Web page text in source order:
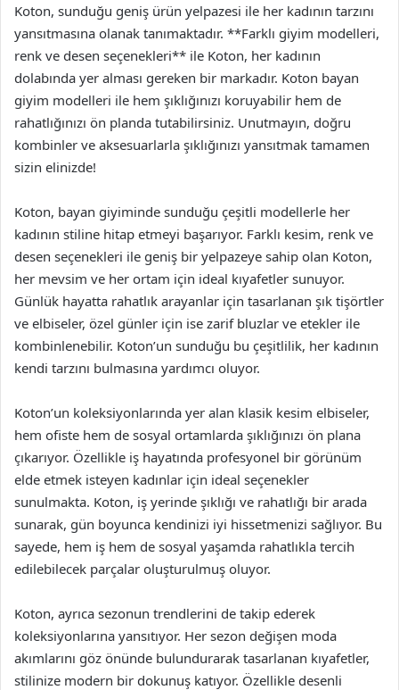
Koton, sunduğu geniş ürün yelpazesi ile her kadının tarzını
yansıtmasına olanak tanımaktadır. **Farklı giyim modelleri,
renk ve desen seçenekleri** ile Koton, her kadının
dolabında yer alması gereken bir markadır. Koton bayan
giyim modelleri ile hem şıklığınızı koruyabilir hem de
rahatlığınızı ön planda tutabilirsiniz. Unutmayın, doğru
kombinler ve aksesuarlarla şıklığınızı yansıtmak tamamen
sizin elinizde!
Koton, bayan giyiminde sunduğu çeşitli modellerle her
kadının stiline hitap etmeyi başarıyor. Farklı kesim, renk ve
desen seçenekleri ile geniş bir yelpazeye sahip olan Koton,
her mevsim ve her ortam için ideal kıyafetler sunuyor.
Günlük hayatta rahatlık arayanlar için tasarlanan şık tişörtler
ve elbiseler, özel günler için ise zarif bluzlar ve etekler ile
kombinlenebilir. Koton’un sunduğu bu çeşitlilik, her kadının
kendi tarzını bulmasına yardımcı oluyor.
Koton’un koleksiyonlarında yer alan klasik kesim elbiseler,
hem ofiste hem de sosyal ortamlarda şıklığınızı ön plana
çıkarıyor. Özellikle iş hayatında profesyonel bir görünüm
elde etmek isteyen kadınlar için ideal seçenekler
sunulmakta. Koton, iş yerinde şıklığı ve rahatlığı bir arada
sunarak, gün boyunca kendinizi iyi hissetmenizi sağlıyor. Bu
sayede, hem iş hem de sosyal yaşamda rahatlıkla tercih
edilebilecek parçalar oluşturulmuş oluyor.
Koton, ayrıca sezonun trendlerini de takip ederek
koleksiyonlarına yansıtıyor. Her sezon değişen moda
akımlarını göz önünde bulundurarak tasarlanan kıyafetler,
stilinize modern bir dokunuş katıyor. Özellikle desenli